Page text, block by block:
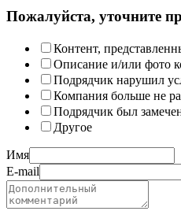
Пожалуйста, уточните
Контент,
Описание и/или фото
Подрядчик нарушил
Компания больше не
Подрядчик был
Другое
Имя
E-mail